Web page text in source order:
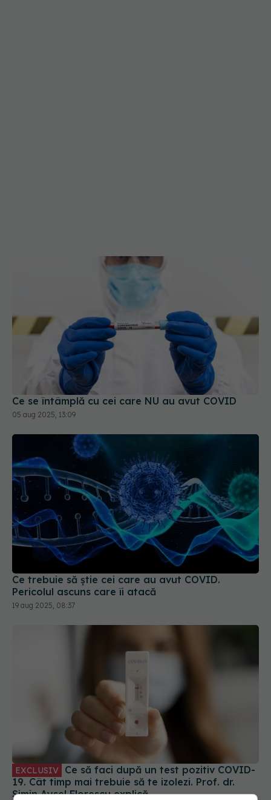
Ce se întâmplă cu cei care NU au avut COVID
05 aug 2025, 13:09
Ce trebuie să știe cei care au avut COVID.
Pericolul ascuns care îi atacă
19 aug 2025, 08:37
19. Cât timp mai trebuie să te izolezi. Prof. dr.
Simin Aysel Florescu explică
08 ian 2025, 09:55